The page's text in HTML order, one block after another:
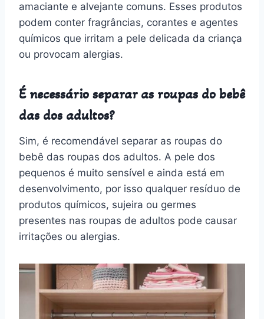
amaciante e alvejante comuns. Esses produtos
podem conter fragrâncias, corantes e agentes
químicos que irritam a pele delicada da criança
ou provocam alergias.
É necessário separar as roupas do bebê
das dos adultos?
Sim, é recomendável separar as roupas do
bebê das roupas dos adultos. A pele dos
pequenos é muito sensível e ainda está em
desenvolvimento, por isso qualquer resíduo de
produtos químicos, sujeira ou germes
presentes nas roupas de adultos pode causar
irritações ou alergias.